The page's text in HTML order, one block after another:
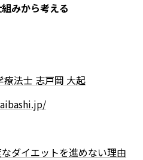
みから考える
法士 志戸岡 大起
ダイエットを進めない理由